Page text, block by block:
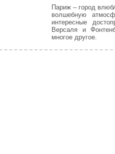
Париж – город
волшебную
интересные
Версаля и
многое другое.